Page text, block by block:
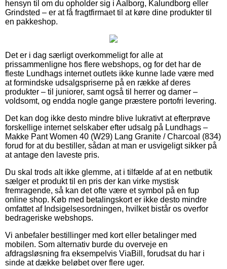
hensyn til om du opholder sig i Aalborg, Kalundborg eller
Grindsted – er at få fragtfirmaet til at køre dine produkter til
en pakkeshop.
Det er i dag særligt overkommeligt for alle at
prissammenligne hos flere webshops, og for det har de
fleste Lundhags internet outlets ikke kunne lade være med
at formindske udsalgspriserne på en række af deres
produkter – til juniorer, samt også til herrer og damer –
voldsomt, og endda nogle gange præstere portofri levering.
Det kan dog ikke desto mindre blive lukrativt at efterprøve
forskellige internet selskaber efter udsalg på Lundhags –
Makke Pant Women 40 (W29) Lang Granite / Charcoal (834)
forud for at du bestiller, sådan at man er usvigeligt sikker på
at antage den laveste pris.
Du skal trods alt ikke glemme, at i tilfælde af at en netbutik
sælger et produkt til en pris der kan virke mystisk
fremragende, så kan det ofte være et symbol på en fup
online shop. Køb med betalingskort er ikke desto mindre
omfattet af Indsigelsesordningen, hvilket bistår os overfor
bedrageriske webshops.
Vi anbefaler bestillinger med kort eller betalinger med
mobilen. Som alternativ burde du overveje en
afdragsløsning fra eksempelvis ViaBill, forudsat du har i
sinde at dække beløbet over flere uger.